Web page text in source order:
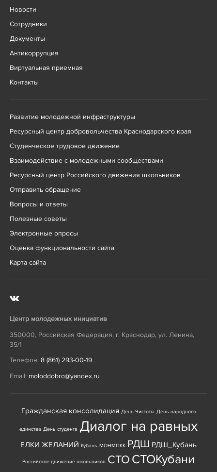
Новости
Сотрудники
Документы
Антикоррупция
Виртуальная приемная
Контакты
Развитие молодежной инфраструктуры
Ресурсный центр добровольчества Краснодарского края
Студенческое трудовое движение
Взаимодействие с молодежными сообществами
Ресурсный центр Российского движения школьников
Отправить обращение
Вопросы и ответы
Полезные советы
Электронные опросы
Оценка функциональности сайта
Карта сайта
Центр молодежных инициатив
350000, Российская Федерация, г. Краснодар, ул. Ленина,
35/1
Телефон: 8 (861) 293-00-19
Email: moloddobro@yandex.ru
Гражданская консолидация День Чистоты День народного
единства День студента Диалог на равных
ЕЛКИ ЖЕЛАНИЙ Кубань МОНМПКК РДШ РДШ_Кубань
Российское движение школьников СТО СТОКубани